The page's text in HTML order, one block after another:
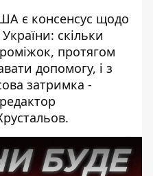
є консенсус щодо
скільки
протягом
допомогу, і з
затримка -